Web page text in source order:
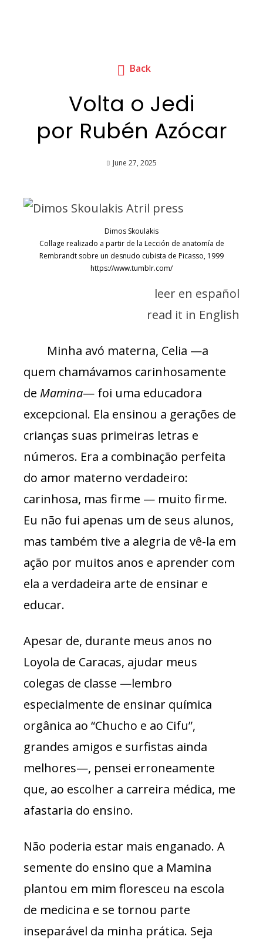
Back
Volta o Jedi
por Rubén Azócar
June 27, 2025
Dimos Skoulakis
Collage realizado a partir de la Lección de anatomía de
Rembrandt sobre un desnudo cubista de Picasso, 1999
https://www.tumblr.com/
leer en español
read it in English
Minha avó materna, Celia —a
quem chamávamos carinhosamente
de Mamina— foi uma educadora
excepcional. Ela ensinou a gerações de
crianças suas primeiras letras e
números. Era a combinação perfeita
do amor materno verdadeiro:
carinhosa, mas firme — muito firme.
Eu não fui apenas um de seus alunos,
mas também tive a alegria de vê-la em
ação por muitos anos e aprender com
ela a verdadeira arte de ensinar e
educar.
Apesar de, durante meus anos no
Loyola de Caracas, ajudar meus
colegas de classe —lembro
especialmente de ensinar química
orgânica ao “Chucho e ao Cifu”,
grandes amigos e surfistas ainda
melhores—, pensei erroneamente
que, ao escolher a carreira médica, me
afastaria do ensino.
Não poderia estar mais enganado. A
semente do ensino que a Mamina
plantou em mim floresceu na escola
de medicina e se tornou parte
inseparável da minha prática. Seja